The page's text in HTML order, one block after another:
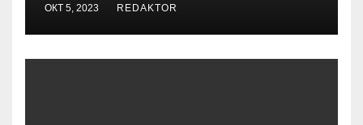
ОКТ 5, 2023 REDAKTOR